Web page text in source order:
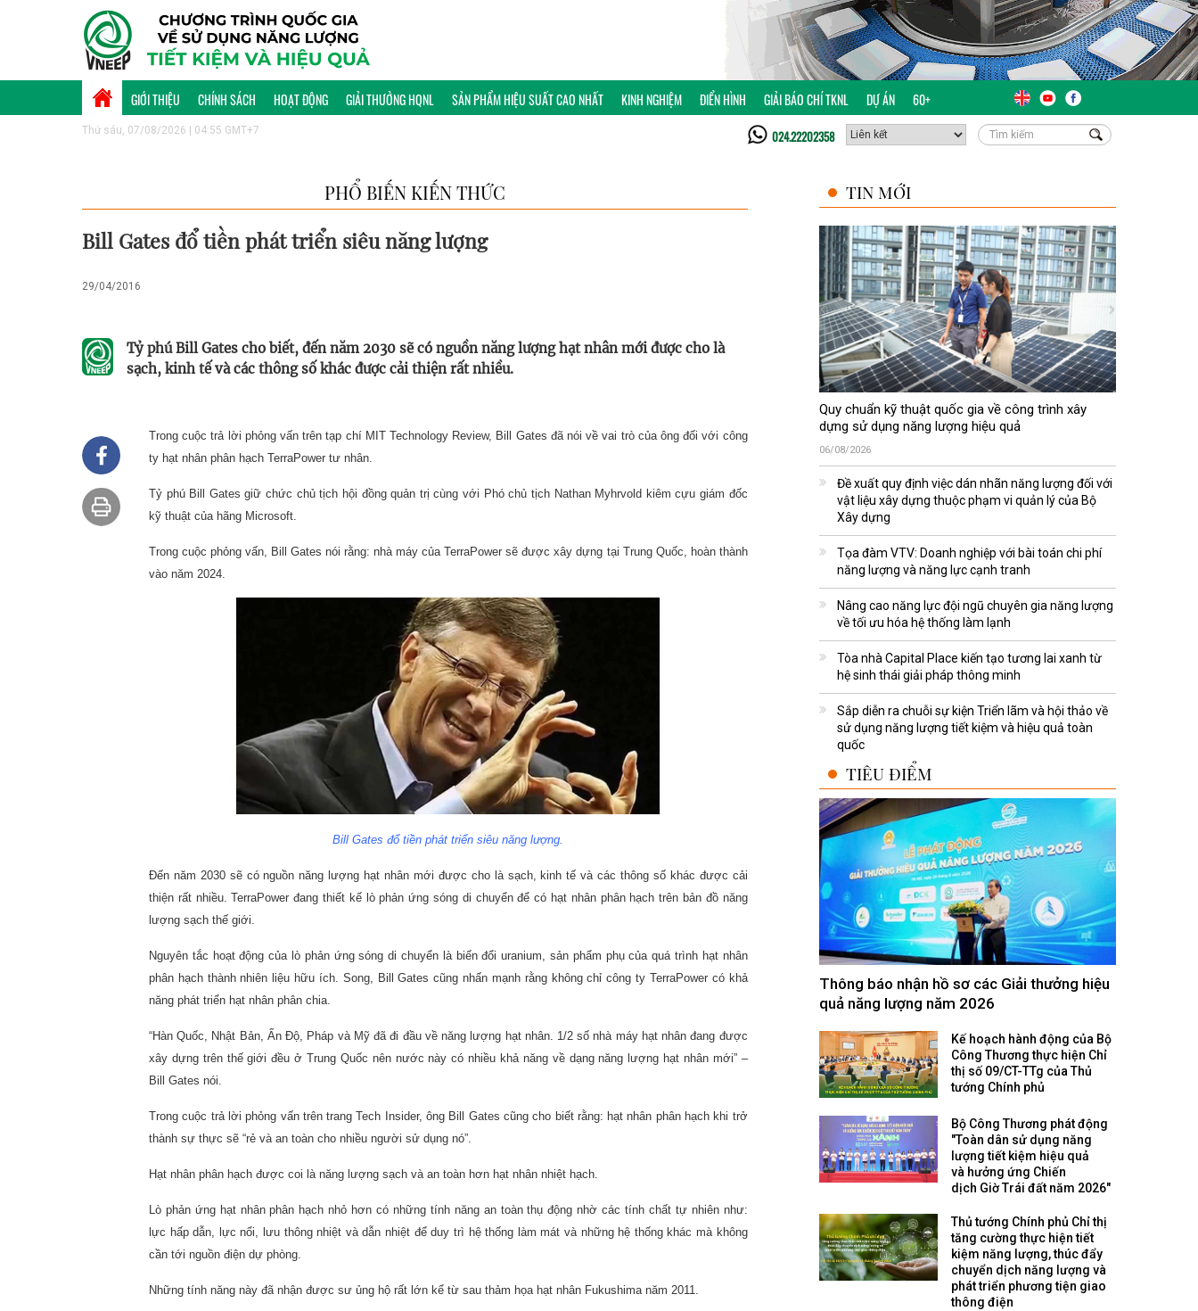
GIỚI THIỆU CHÍNH SÁCH HOẠT ĐỘNG GIẢI THƯỞNG HQNL SẢN PHẨM HIỆU SUẤT CAO NHẤT KINH NGHIỆM ĐIỂN HÌNH GIẢI BÁO CHÍ TKNL DỰ ÁN 60+
Thứ sáu, 07/08/2026 | 04:55 GMT+7 024.22202358
PHỔ BIẾN KIẾN THỨC
Bill Gates đổ tiền phát triển siêu năng lượng
29/04/2016
Tỷ phú Bill Gates cho biết, đến năm 2030 sẽ có nguồn năng lượng hạt nhân mới được cho là
sạch, kinh tế và các thông số khác được cải thiện rất nhiều.
Trong cuộc trả lời phỏng vấn trên tạp chí MIT Technology Review, Bill Gates đã nói về vai trò của ông đối với công
ty hạt nhân phân hạch TerraPower tư nhân.
Tỷ phú Bill Gates giữ chức chủ tịch hội đồng quản trị cùng với Phó chủ tịch Nathan Myhrvold kiêm cựu giám đốc
kỹ thuật của hãng Microsoft.
Trong cuộc phỏng vấn, Bill Gates nói rằng: nhà máy của TerraPower sẽ được xây dựng tại Trung Quốc, hoàn thành
vào năm 2024.
Bill Gates đổ tiền phát triển siêu năng lượng.
Đến năm 2030 sẽ có nguồn năng lượng hạt nhân mới được cho là sạch, kinh tế và các thông số khác được cải
thiện rất nhiều. TerraPower đang thiết kế lò phản ứng sóng di chuyển để có hạt nhân phân hạch trên bản đồ năng
lượng sạch thế giới.
Nguyên tắc hoạt động của lò phản ứng sóng di chuyển là biến đổi uranium, sản phẩm phụ của quá trình hạt nhân
phân hạch thành nhiên liệu hữu ích. Song, Bill Gates cũng nhấn mạnh rằng không chỉ công ty TerraPower có khả
năng phát triển hạt nhân phân chia.
“Hàn Quốc, Nhật Bản, Ấn Độ, Pháp và Mỹ đã đi đầu về năng lượng hạt nhân. 1/2 số nhà máy hạt nhân đang được
xây dựng trên thế giới đều ở Trung Quốc nên nước này có nhiều khả năng về dạng năng lượng hạt nhân mới” –
Bill Gates nói.
Trong cuộc trả lời phỏng vấn trên trang Tech Insider, ông Bill Gates cũng cho biết rằng: hạt nhân phân hạch khi trở
thành sự thực sẽ “rẻ và an toàn cho nhiều người sử dụng nó”.
Hạt nhân phân hạch được coi là năng lượng sạch và an toàn hơn hạt nhân nhiệt hạch.
Lò phản ứng hạt nhân phân hạch nhỏ hơn có những tính năng an toàn thụ động nhờ các tính chất tự nhiên như:
lực hấp dẫn, lực nổi, lưu thông nhiệt và dẫn nhiệt để duy trì hệ thống làm mát và những hệ thống khác mà không
cần tới nguồn điện dự phòng.
Những tính năng này đã nhận được sư ủng hộ rất lớn kể từ sau thảm họa hạt nhân Fukushima năm 2011.
TIN MỚI
Quy chuẩn kỹ thuật quốc gia về công trình xây
dựng sử dụng năng lượng hiệu quả
06/08/2026
Đề xuất quy định việc dán nhãn năng lượng đối với
vật liệu xây dựng thuộc phạm vi quản lý của Bộ
Xây dựng
Tọa đàm VTV: Doanh nghiệp với bài toán chi phí
năng lượng và năng lực cạnh tranh
Nâng cao năng lực đội ngũ chuyên gia năng lượng
về tối ưu hóa hệ thống làm lạnh
Tòa nhà Capital Place kiến tạo tương lai xanh từ
hệ sinh thái giải pháp thông minh
Sắp diễn ra chuỗi sự kiện Triển lãm và hội thảo về
sử dụng năng lượng tiết kiệm và hiệu quả toàn
quốc
TIÊU ĐIỂM
Thông báo nhận hồ sơ các Giải thưởng hiệu
quả năng lượng năm 2026
Kế hoạch hành động của Bộ
Công Thương thực hiện Chỉ
thị số 09/CT-TTg của Thủ
tướng Chính phủ
Bộ Công Thương phát động
"Toàn dân sử dụng năng
lượng tiết kiệm hiệu quả
và hưởng ứng Chiến
dịch Giờ Trái đất năm 2026"
Thủ tướng Chính phủ Chỉ thị
tăng cường thực hiện tiết
kiệm năng lượng, thúc đẩy
chuyển dịch năng lượng và
phát triển phương tiện giao
thông điện